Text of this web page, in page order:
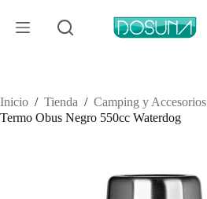
contenido
Inicio / Tienda / Camping y Accesorios
Termo Obus Negro 550cc Waterdog